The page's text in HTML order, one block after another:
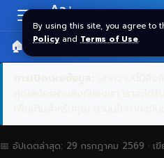
By using this site, you agree to
Policy and Terms of Use.
Resizer
Aa
🏠 หน้าแรก ราคาทอง SPDR
📅 อัปเดตล่าสุด: 29 กรกฎาคม 2569 · เ